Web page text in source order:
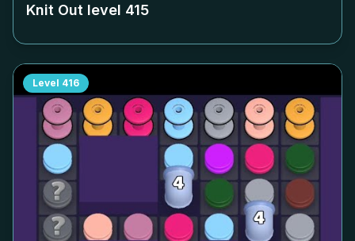
Knit Out level 415
Level 416